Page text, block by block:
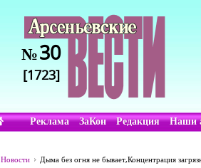
№30
[1723]
Реклама ЗаКон Редакция Наши
Новости Дыма без огня не бывает,Концентрация